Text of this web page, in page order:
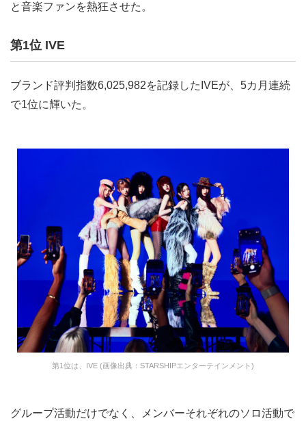
と音楽ファンを熱狂させた。
第1位 IVE
ブランド評判指数6,025,982を記録したIVEが、5カ月連続
で1位に輝いた。
第1位は、IVE (画像出典：STARSHIPエンターテインメント)
グループ活動だけでなく、メンバーそれぞれのソロ活動で